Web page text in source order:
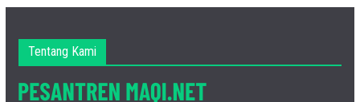
Tentang Kami